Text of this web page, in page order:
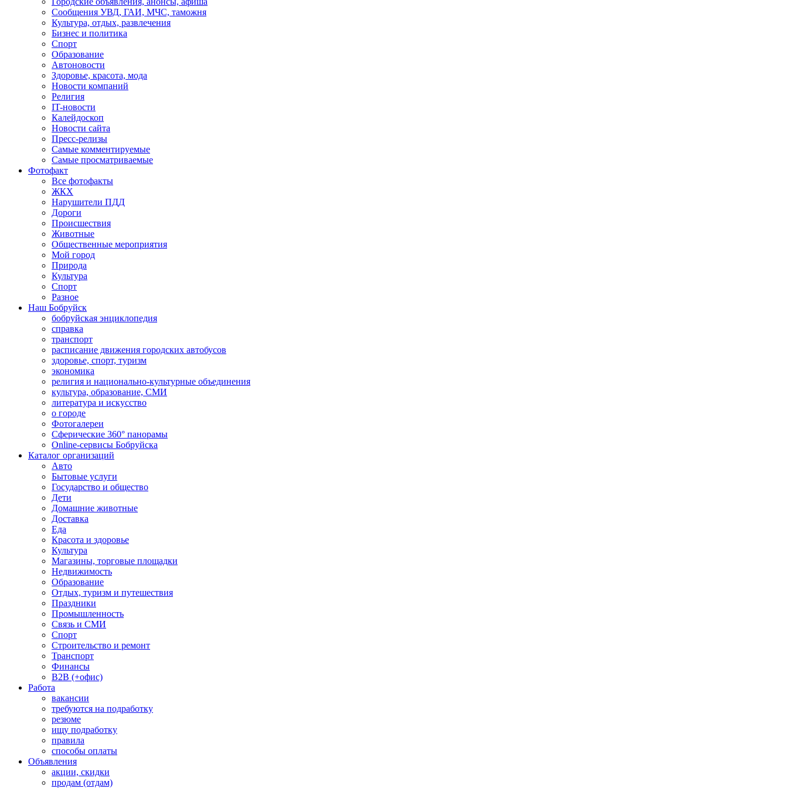
Сообщения УВД, ГАИ, МЧС, таможня
Культура, отдых, развлечения
Бизнес и политика
Спорт
Образование
Автоновости
Здоровье, красота, мода
Новости компаний
Религия
IT-новости
Калейдоскоп
Новости сайта
Пресс-релизы
Самые комментируемые
Самые просматриваемые
Фотофакт
Все фотофакты
ЖКХ
Нарушители ПДД
Дороги
Происшествия
Животные
Общественные мероприятия
Мой город
Природа
Культура
Спорт
Разное
Наш Бобруйск
бобруйская энциклопедия
справка
транспорт
расписание движения городских автобусов
здоровье, спорт, туризм
экономика
религия и национально-культурные объединения
культура, образование, СМИ
литература и искусство
о городе
Фотогалереи
Сферические 360° панорамы
Online-сервисы Бобруйска
Каталог организаций
Авто
Бытовые услуги
Государство и общество
Дети
Домашние животные
Доставка
Еда
Красота и здоровье
Культура
Магазины, торговые площадки
Недвижимость
Образование
Отдых, туризм и путешествия
Праздники
Промышленность
Связь и СМИ
Спорт
Строительство и ремонт
Транспорт
Финансы
B2B (+офис)
Работа
вакансии
требуются на подработку
резюме
ищу подработку
правила
способы оплаты
Объявления
акции, скидки
продам (отдам)